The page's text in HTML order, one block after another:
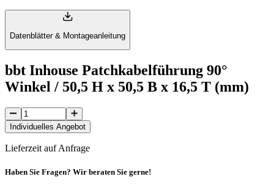
Datenblätter & Montageanleitung
bbt Inhouse Patchkabelführung 90°
Winkel / 50,5 H x 50,5 B x 16,5 T (mm)
Individuelles Angebot
Lieferzeit auf Anfrage
Haben Sie Fragen? Wir beraten Sie gerne!